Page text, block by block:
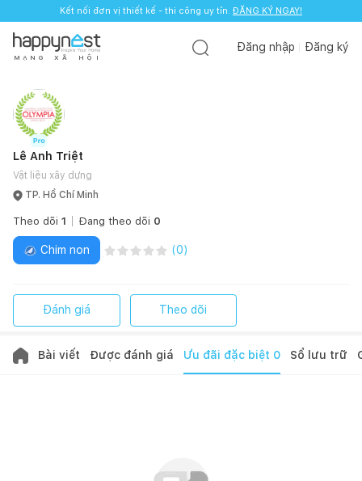
Kết nối đơn vị thiết kế - thi công uy tín. ĐĂNG KÝ NGAY!
M Ạ N G X Ã H Ộ I
Đăng nhập Đăng ký
Lê Anh Triệt
Vật liệu xây dựng
TP. Hồ Chí Minh
Theo dõi 1 Đang theo dõi 0
Chim non (0)
Đánh giá Theo dõi
Bài viết Được đánh giá Ưu đãi đặc biệt 0 Sổ lưu trữ